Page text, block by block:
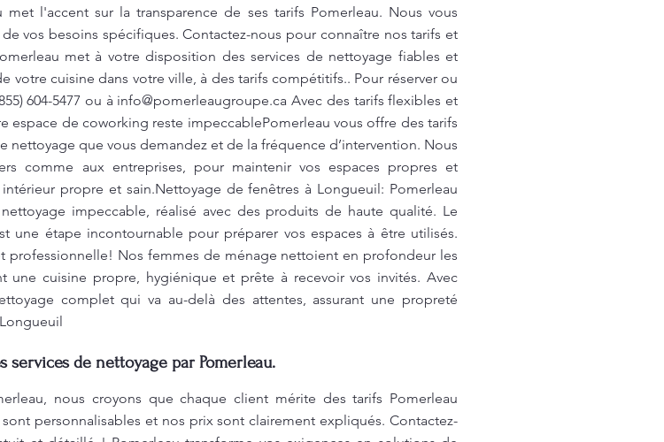
l'accent sur la transparence de ses tarifs Pomerleau. Nous vous
vos besoins spécifiques. Contactez-nous pour connaître nos tarifs et
met à votre disposition des services de nettoyage fiables et
cuisine dans votre ville, à des tarifs compétitifs.. Pour réserver ou
604-5477 ou à info@pomerleaugroupe.ca Avec des tarifs flexibles et
espace de coworking reste impeccablePomerleau vous offre des tarifs
nettoyage que vous demandez et de la fréquence d’intervention. Nous
comme aux entreprises, pour maintenir vos espaces propres et
propre et sain.Nettoyage de fenêtres à Longueuil: Pomerleau
impeccable, réalisé avec des produits de haute qualité. Le
une étape incontournable pour préparer vos espaces à être utilisés.
professionnelle! Nos femmes de ménage nettoient en profondeur les
une cuisine propre, hygiénique et prête à recevoir vos invités. Avec
complet qui va au-delà des attentes, assurant une propreté
de nettoyage par Pomerleau.
nous croyons que chaque client mérite des tarifs Pomerleau
personnalisables et nos prix sont clairement expliqués. Contactez-